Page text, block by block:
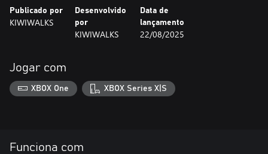
Publicado por
KIWIWALKS
Desenvolvido
por
KIWIWALKS
Data de
lançamento
22/08/2025
Jogar com
XBOX One XBOX Series X|S
Funciona com